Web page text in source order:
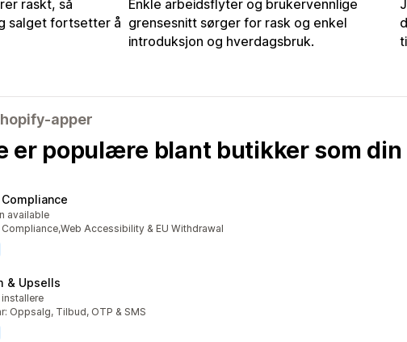
raskt, så
salget fortsetter å
Enkle arbeidsflyter og brukervennlige
grensesnitt sørger for rask og enkel
introduksjon og hverdagsbruk.
apper
er populære blant butikker som din
available
Accessibility & EU Withdrawal
& Upsells
Oppsalg, Tilbud, OTP & SMS